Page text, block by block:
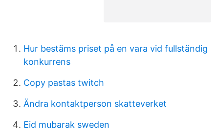
Hur bestäms priset på en vara vid fullständig
konkurrens
Copy pastas twitch
Ändra kontaktperson skatteverket
Eid mubarak sweden